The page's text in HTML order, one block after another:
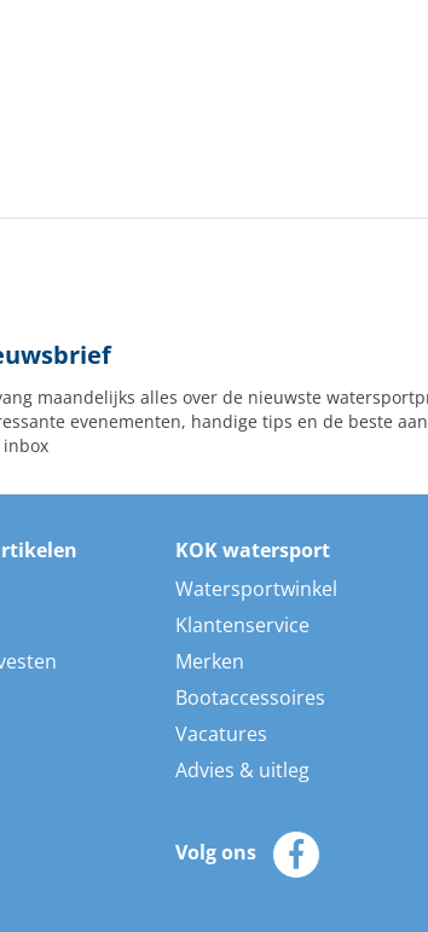
maandelijks alles over de nieuwste
evenementen, handige tips en de beste
KOK watersport
Watersportwinkel
Klantenservice
Merken
Bootaccessoires
Vacatures
Advies & uitleg
Volg ons